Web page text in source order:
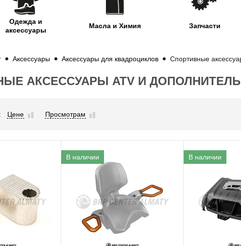
Одежда и
аксессуары
Масла и Химия Запчасти
Аксессуары Аксессуары для квадроциклов Спортивные
АКСЕССУАРЫ ATV И
Цене Просмотрам
В наличии В наличии